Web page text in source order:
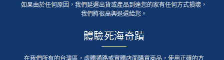
如果由於任何原因，我們延遲出貨或產品到達您的家有任何方式損壞，
我們將很高興退還給您。
體驗死海奇蹟
在我們所有的台灣區，虛體通路或實體店面購買商品，使用正確的方